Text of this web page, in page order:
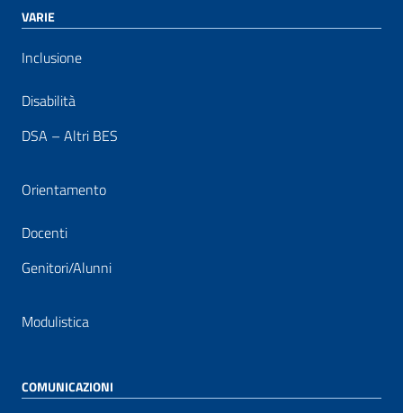
VARIE
Inclusione
Disabilità
DSA – Altri BES
Orientamento
Docenti
Genitori/Alunni
Modulistica
COMUNICAZIONI